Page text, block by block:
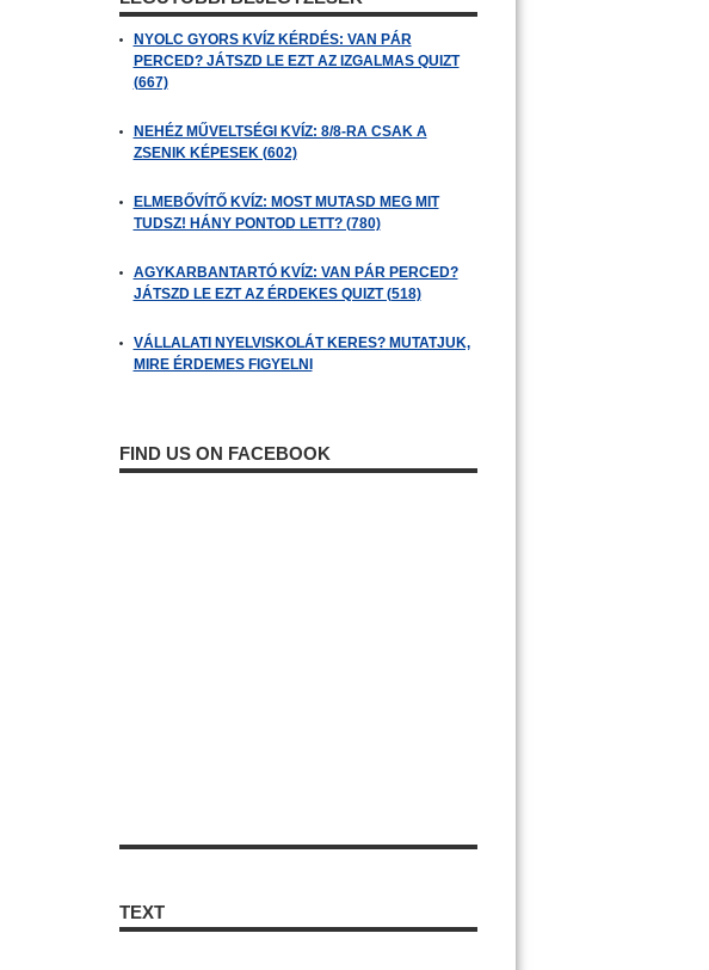
NYOLC GYORS KVÍZ KÉRDÉS: VAN PÁR
PERCED? JÁTSZD LE EZT AZ IZGALMAS QUIZT
(667)
NEHÉZ MŰVELTSÉGI KVÍZ: 8/8-RA CSAK A
ZSENIK KÉPESEK (602)
ELMEBŐVÍTŐ KVÍZ: MOST MUTASD MEG MIT
TUDSZ! HÁNY PONTOD LETT? (780)
AGYKARBANTARTÓ KVÍZ: VAN PÁR PERCED?
JÁTSZD LE EZT AZ ÉRDEKES QUIZT (518)
VÁLLALATI NYELVISKOLÁT KERES? MUTATJUK,
MIRE ÉRDEMES FIGYELNI
FIND US ON FACEBOOK
TEXT